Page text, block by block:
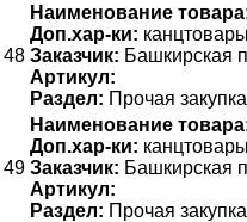
48
Наименование
Доп.хар-ки:
Заказчик: Башкирская
Артикул:
Раздел: Прочая
49
Наименование
Доп.хар-ки:
Заказчик: Башкирская
Артикул:
Раздел: Прочая